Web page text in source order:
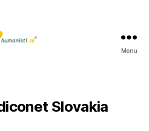
Menu
Slovakia